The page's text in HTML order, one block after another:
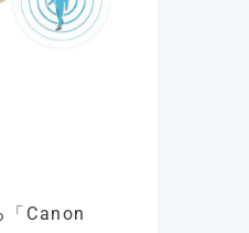
「Canon